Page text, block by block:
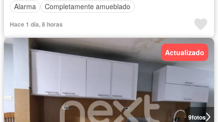
Alarma
Completamente amueblado
Hace 1 día, 8 horas
9fotos
Actualizado